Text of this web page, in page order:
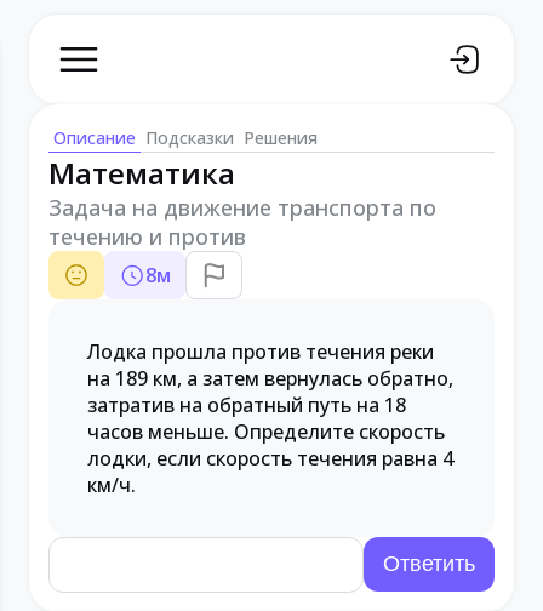
Описание Подсказки Решения
Математика
Задача на движение транспорта по
течению и против
8м
Лодка прошла против течения реки
на 189 км, а затем вернулась обратно,
затратив на обратный путь на 18
часов меньше. Определите скорость
лодки, если скорость течения равна 4
км/ч.